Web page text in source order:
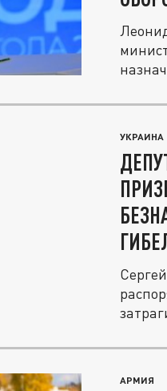
УКРАИНА
АРМИЯ